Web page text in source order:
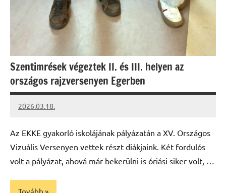
Szentimrések végeztek II. és III. helyen az
országos rajzversenyen Egerben
2026.03.18.
Leiszt
Az EKKE gyakorló iskolájának pályázatán a XV. Országos
Vizuális Versenyen vettek részt diákjaink. Két fordulós
volt a pályázat, ahová már bekerülni is óriási siker volt, …